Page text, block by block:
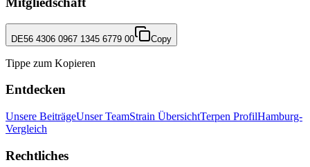
DE56 4306 0967 1345 6779 00 Copy
Tippe zum Kopieren
Entdecken
Unsere BeiträgeUnser TeamStrain ÜbersichtTerpen ProfilHamburg-
Vergleich
Rechtliches